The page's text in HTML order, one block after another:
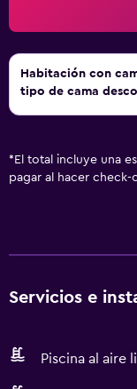
Habitación con
tipo de cama
* El total incluye una
pagar al hacer check-
Servicios e
Piscina al aire